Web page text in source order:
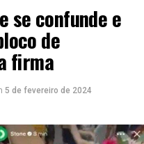
se confunde e
de
firma
5 de fevereiro de 2024